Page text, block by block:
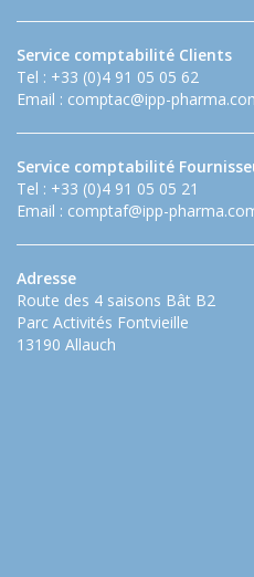
Service comptabilité Clients
Tel : +33 (0)4 91 05 05 62
Email : comptac@ipp-
Service comptabilité
Tel : +33 (0)4 91 05 05 21
Email : comptaf@ipp-
Adresse
Route des 4 saisons Bât B2
Parc Activités Fontvieille
13190 Allauch